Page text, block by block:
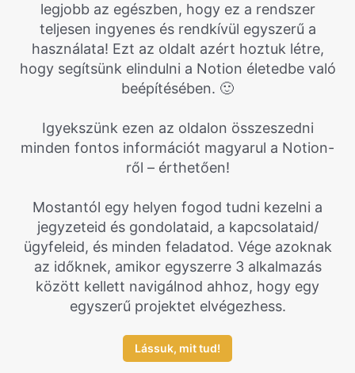
legjobb az egészben, hogy ez a rendszer
teljesen ingyenes és rendkívül egyszerű a
használata! Ezt az oldalt azért hoztuk létre,
hogy segítsünk elindulni a Notion életedbe való
beépítésében. 🙂
Igyekszünk ezen az oldalon összeszedni
minden fontos információt magyarul a Notion-
ről – érthetően!
Mostantól egy helyen fogod tudni kezelni a
jegyzeteid és gondolataid, a kapcsolataid/
ügyfeleid, és minden feladatod. Vége azoknak
az időknek, amikor egyszerre 3 alkalmazás
között kellett navigálnod ahhoz, hogy egy
egyszerű projektet elvégezhess.
Lássuk, mit tud!